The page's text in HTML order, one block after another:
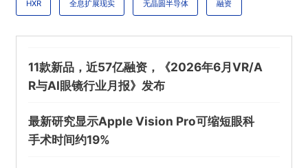
提交
HXR 全息扩展现实 无晶圆半导体 融资
11款新品，近57亿融资，《2026年6月VR/A
R与AI眼镜行业月报》发布
最新研究显示Apple Vision Pro可缩短眼科
手术时间约19%